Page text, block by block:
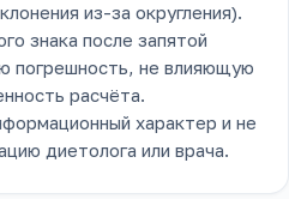
из-за округления).
знака после запятой
погрешность, не влияющую
расчёта.
характер и не
диетолога или врача.